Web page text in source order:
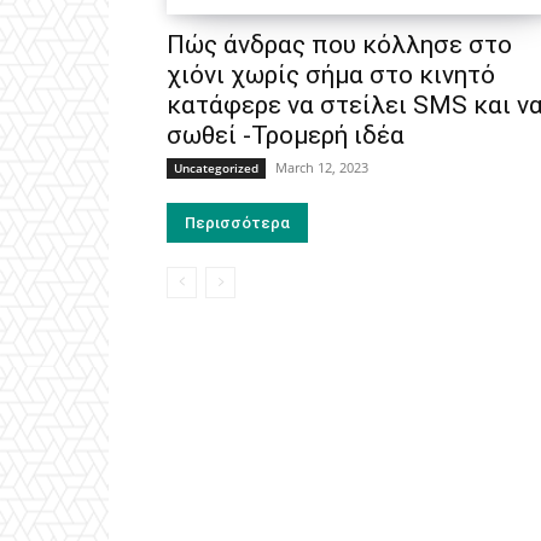
Πώς άνδρας που κόλλησε στο
χιόνι χωρίς σήμα στο κινητό
κατάφερε να στείλει SMS και
σωθεί -Τρομερή ιδέα
Uncategorized March 12, 2023
Περισσότερα